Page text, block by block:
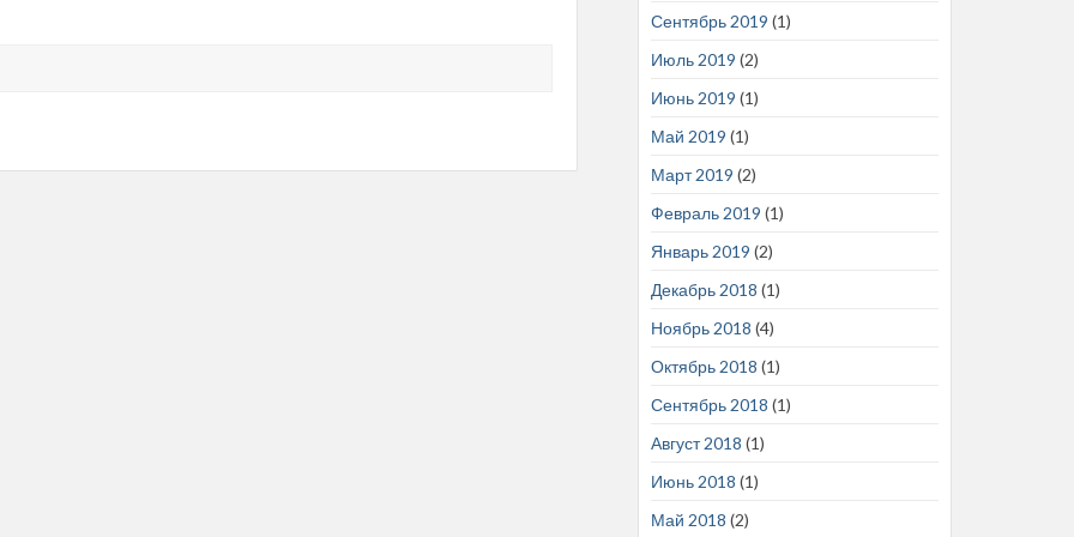
Сентябрь 2019 (1)
Июль 2019 (2)
Июнь 2019 (1)
Май 2019 (1)
Март 2019 (2)
Февраль 2019 (1)
Январь 2019 (2)
Декабрь 2018 (1)
Ноябрь 2018 (4)
Октябрь 2018 (1)
Сентябрь 2018 (1)
Август 2018 (1)
Июнь 2018 (1)
Май 2018 (2)